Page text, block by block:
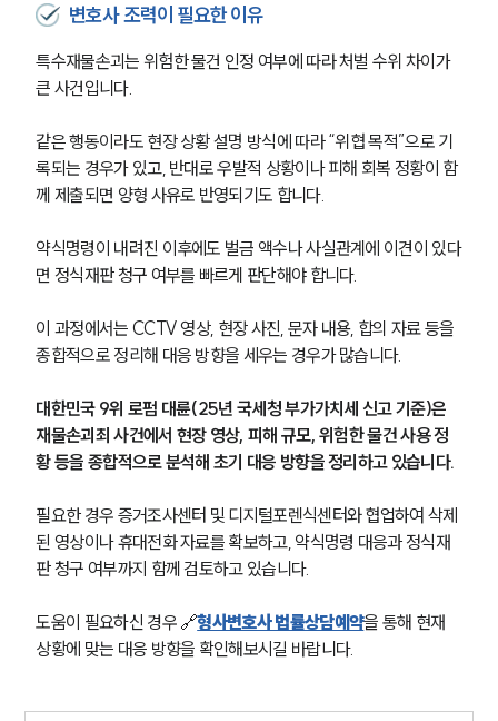
변호사 조력이 필요한 이유
특수재물손괴는 위험한 물건 인정 여부에 따라 처벌 수위 차이가
큰 사건입니다.
같은 행동이라도 현장 상황 설명 방식에 따라 “위협 목적”으로 기
록되는 경우가 있고, 반대로 우발적 상황이나 피해 회복 정황이 함
께 제출되면 양형 사유로 반영되기도 합니다.
약식명령이 내려진 이후에도 벌금 액수나 사실관계에 이견이 있다
면 정식재판 청구 여부를 빠르게 판단해야 합니다.
이 과정에서는 CCTV 영상, 현장 사진, 문자 내용, 합의 자료 등을
종합적으로 정리해 대응 방향을 세우는 경우가 많습니다.
대한민국 9위 로펌 대륜(25년 국세청 부가가치세 신고 기준)은
재물손괴죄 사건에서 현장 영상, 피해 규모, 위험한 물건 사용 정
황 등을 종합적으로 분석해 초기 대응 방향을 정리하고 있습니다.
필요한 경우 증거조사센터 및 디지털포렌식센터와 협업하여 삭제
된 영상이나 휴대전화 자료를 확보하고, 약식명령 대응과 정식재
판 청구 여부까지 함께 검토하고 있습니다.
도움이 필요하신 경우 🔗형사변호사 법률상담예약을 통해 현재
상황에 맞는 대응 방향을 확인해보시길 바랍니다.